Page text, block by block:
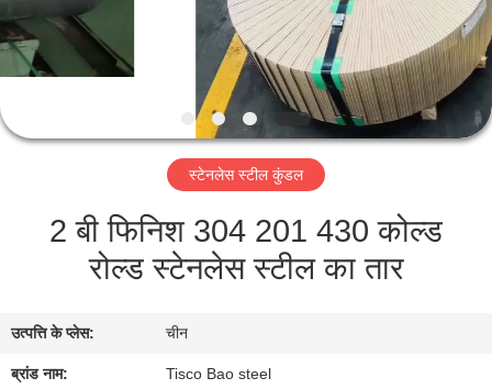
कारखाना
भ्रमण
गुणवत्ता
संपर्क
समाचार
स्टेनलेस स्टील कुंडल
2 बी फिनिश 304 201 430 कोल्ड
रोल्ड स्टेनलेस स्टील का तार
उत्पत्ति के प्लेस: चीन
ब्रांड नाम: Tisco Bao steel